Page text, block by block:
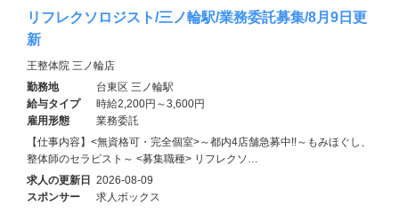
リフレクソロジスト/三ノ輪駅/業務委託募集/8月9日更
新
王整体院 三ノ輪店
勤務地
台東区 三ノ輪駅
給与タイプ
時給2,200円～3,600円
雇用形態
業務委託
【仕事内容】<無資格可・完全個室>～都内4店舗急募中!!～もみほぐし、
整体師のセラピスト～ <募集職種> リフレクソ…
求人の更新日 2026-08-09
スポンサー
求人ボックス